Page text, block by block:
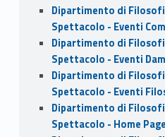
Dipartimento di
Spettacolo - Eventi
Dipartimento di
Spettacolo - Eventi
Dipartimento di
Spettacolo - Eventi
Dipartimento di
Spettacolo - Home Page